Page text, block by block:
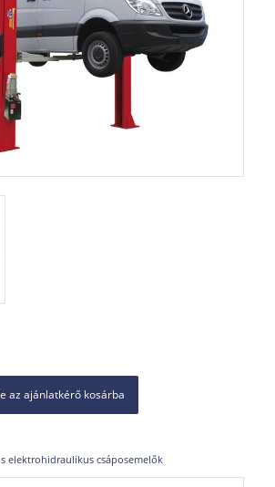
az ajánlatkérő kosárba
elektrohidraulikus csáposemelők